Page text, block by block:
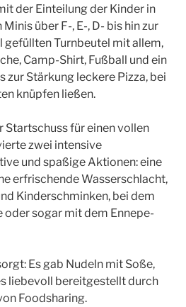
der Einteilung der Kinder in
über F-, E-, D- bis hin zur
gefüllten Turnbeutel mit allem,
Camp-Shirt, Fußball und ein
zur Stärkung leckere Pizza, bei
knüpfen ließen.
Startschuss für einen vollen
zwei intensive
und spaßige Aktionen: eine
erfrischende Wasserschlacht,
Kinderschminken, bei dem
oder sogar mit dem Ennepe-
Es gab Nudeln mit Soße,
liebevoll bereitgestellt durch
Foodsharing.